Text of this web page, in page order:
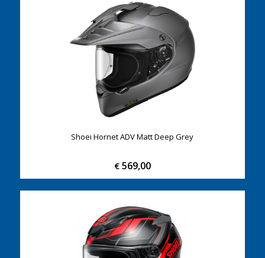
Shoei Hornet ADV Matt Deep Grey
€569,00